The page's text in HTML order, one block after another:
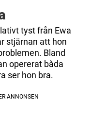
tyst från Ewa
stjärnan att hon
Bland
opererat båda
ser hon bra.